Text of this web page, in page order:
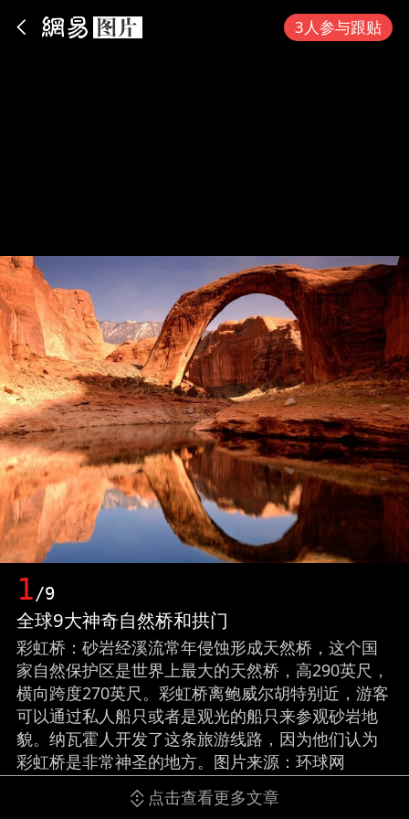
3人参与跟贴
1/9
全球9大神奇自然桥和拱门
彩虹桥：砂岩经溪流常年侵蚀形成天然桥，这个国
家自然保护区是世界上最大的天然桥，高290英尺，
横向跨度270英尺。彩虹桥离鲍威尔胡特别近，游客
可以通过私人船只或者是观光的船只来参观砂岩地
貌。纳瓦霍人开发了这条旅游线路，因为他们认为
彩虹桥是非常神圣的地方。图片来源：环球网
点击查看更多文章